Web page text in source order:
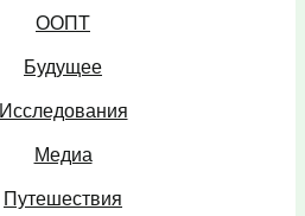
ООПТ
Будущее
Исследования
Медиа
Путешествия